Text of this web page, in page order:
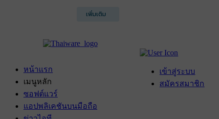
เพิ่มเติม
เข้าสู่ระบบ
สมัครสมาชิก
หน้าแรก
เมนูหลัก
ซอฟต์แวร์
แอปพลิเคชันบนมือถือ